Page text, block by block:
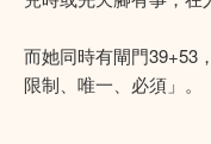
而她同時有閘門39+53
限制、唯一、必須」。